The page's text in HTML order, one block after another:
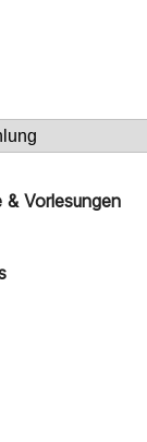
& Vorlesungen